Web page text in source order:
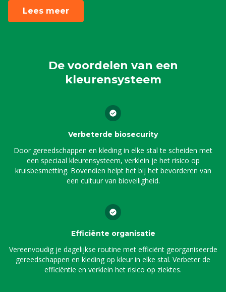
Lees meer
De voordelen van een
kleurensysteem
Verbeterde biosecurity
Door gereedschappen en kleding in elke stal te scheiden met
een speciaal kleurensysteem, verklein je het risico op
kruisbesmetting. Bovendien helpt het bij het bevorderen van
een cultuur van bioveiligheid.
Efficiënte organisatie
Vereenvoudig je dagelijkse routine met efficiënt georganiseerde
gereedschappen en kleding op kleur in elke stal. Verbeter de
efficiëntie en verklein het risico op ziektes.